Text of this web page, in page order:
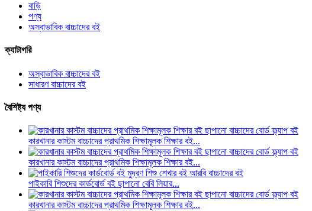
বাড়ি
পণ্য
অস্বাভাবিক বাচ্চাদের বই
ক্যাটাগরি
অস্বাভাবিক বাচ্চাদের বই
সাধারণ বাচ্চাদের বই
বৈশিষ্ট্য পণ্য
কারখানার কাস্টম বাচ্চাদের প্রাথমিক শিক্ষামূলক শিক্ষার বই...
কারখানার কাস্টম বাচ্চাদের প্রাথমিক শিক্ষামূলক শিক্ষার বই...
পাইকারি শিশুদের কার্ডবোর্ড বই ছাপানো বেবি লিয়ার...
কারখানার কাস্টম বাচ্চাদের প্রাথমিক শিক্ষামূলক শিক্ষার বই...